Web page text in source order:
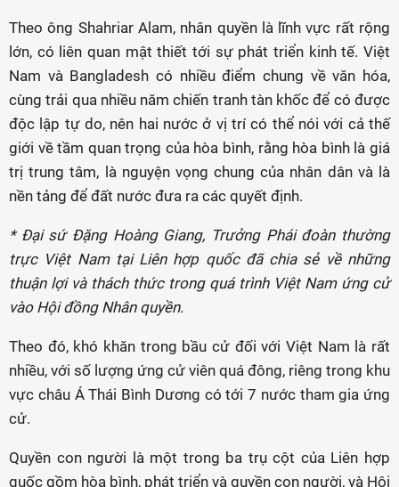
Theo ông Shahriar Alam, nhân quyền là lĩnh vực rất rộng
lớn, có liên quan mật thiết tới sự phát triển kinh tế. Việt
Nam và Bangladesh có nhiều điểm chung về văn hóa,
cùng trải qua nhiều năm chiến tranh tàn khốc để có được
độc lập tự do, nên hai nước ở vị trí có thể nói với cả thế
giới về tầm quan trọng của hòa bình, rằng hòa bình là giá
trị trung tâm, là nguyện vọng chung của nhân dân và là
nền tảng để đất nước đưa ra các quyết định.
* Đại sứ Đặng Hoàng Giang, Trưởng Phái đoàn thường
trực Việt Nam tại Liên hợp quốc đã chia sẻ về những
thuận lợi và thách thức trong quá trình Việt Nam ứng cử
vào Hội đồng Nhân quyền.
Theo đó, khó khăn trong bầu cử đối với Việt Nam là rất
nhiều, với số lượng ứng cử viên quá đông, riêng trong khu
vực châu Á Thái Bình Dương có tới 7 nước tham gia ứng
cử.
Quyền con người là một trong ba trụ cột của Liên hợp
quốc gồm hòa bình, phát triển và quyền con người, và Hội